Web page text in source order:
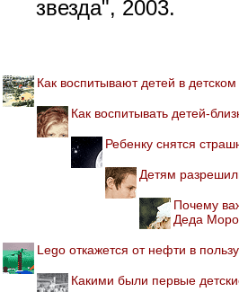
звезда", 2003.
Как воспитывают детей в
Как воспитывать детей-
Ребенку снятся
Детям
Почему
Деда
Lego откажется от нефти в
Какими были первые